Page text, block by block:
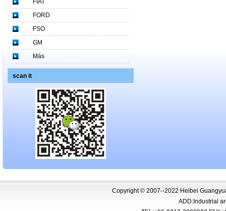
FIAT
FORD
FSO
GM
Más
scan it
Copyright © 2007--2022 Heibei
ADD:Industrial